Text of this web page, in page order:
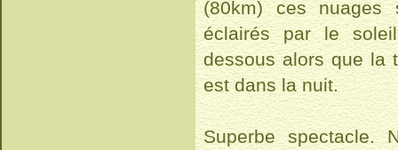
(80km) ces nuages
éclairés par le
dessous alors que la
est dans la nuit.
Superbe spectacle.